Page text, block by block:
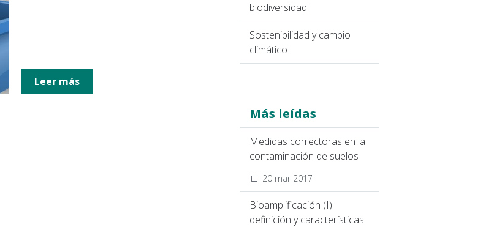
biodiversidad
Sostenibilidad y cambio
climático
Más leídas
Medidas correctoras en la
contaminación de suelos
20 mar 2017
Bioamplificación (I):
definición y características
Leer más